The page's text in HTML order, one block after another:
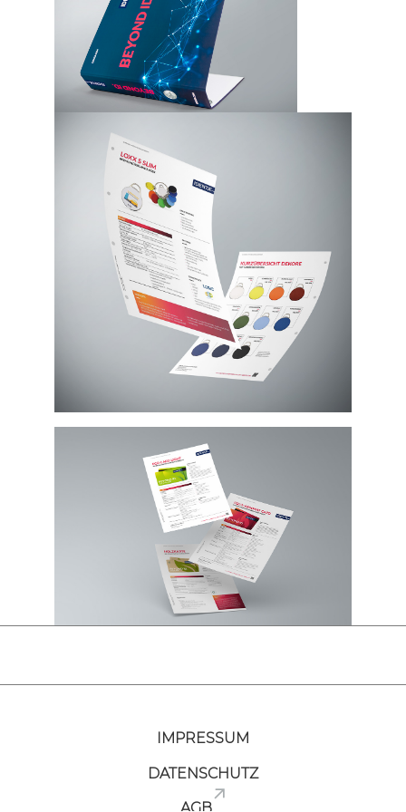
IMPRESSUM
DATENSCHUTZ
AGB